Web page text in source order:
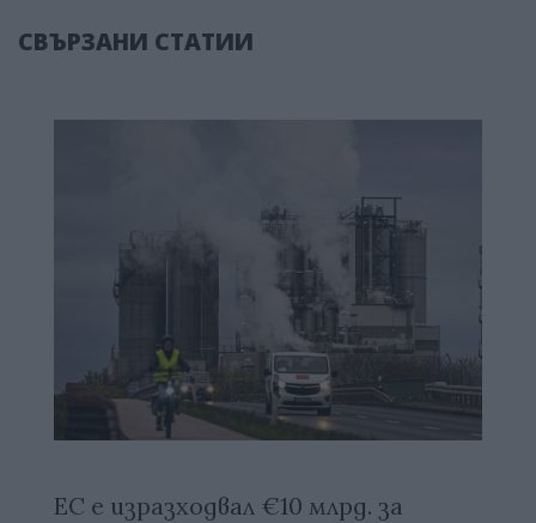
СВЪРЗАНИ СТАТИИ
ЕС е изразходвал €10 млрд. за